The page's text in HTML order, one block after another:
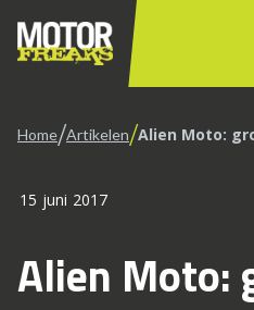
Home/Artikelen/Alien Moto:
15 juni 2017
Alien Moto: